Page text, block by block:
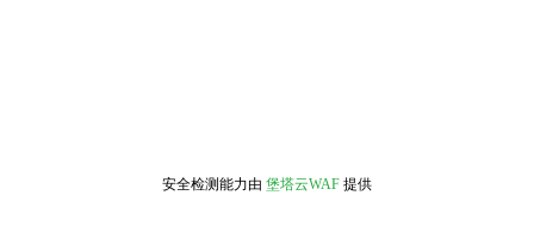
安全检测能力由 堡塔云WAF 提供